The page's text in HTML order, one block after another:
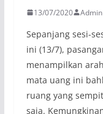
13/07/2020
Sepanjang sesi-
ini (13/7),
menampilkan
mata uang ini
ruang yang
saja.